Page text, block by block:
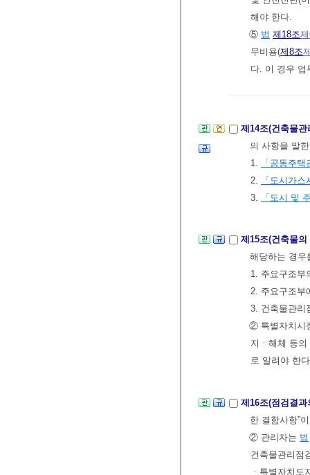
해야 한다.
⑤ 법 제18조
무비용(제8조
다. 이 경우
제14조(건축물
의 사항을 말
1.
「공동주
2.
「도시가
3.
「도시 및
제15조(건축물
해당하는 경우
1. 주요구조부
2. 주요구조부
3. 건축물관리
② 특별자치시
지ㆍ해체 등
로 알려야 한
제16조(점검결
한 결함사항”
② 관리자는 법
건축물관리점
ㆍ특별자치